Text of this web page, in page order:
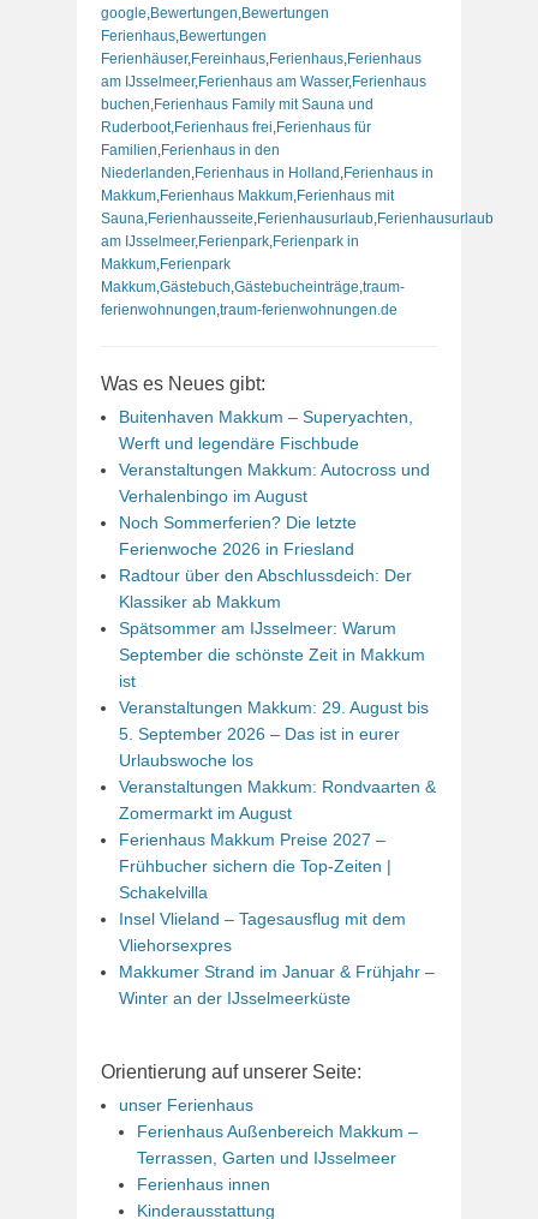
google,Bewertungen,Bewertungen
Ferienhaus,Bewertungen
Ferienhäuser,Fereinhaus,Ferienhaus,Ferienhaus
am IJsselmeer,Ferienhaus am Wasser,Ferienhaus
buchen,Ferienhaus Family mit Sauna und
Ruderboot,Ferienhaus frei,Ferienhaus für
Familien,Ferienhaus in den
Niederlanden,Ferienhaus in Holland ,Ferienhaus in
Makkum,Ferienhaus Makkum,Ferienhaus mit
Sauna,Ferienhausseite,Ferienhausurlaub,Ferienhausurlaub
am IJsselmeer,Ferienpark,Ferienpark in
Makkum,Ferienpark
Makkum,Gästebuch,Gästebucheinträge,traum-
ferienwohnungen,traum-ferienwohnungen.de
Was es Neues gibt:
Buitenhaven Makkum – Superyachten,
Werft und legendäre Fischbude
Veranstaltungen Makkum: Autocross und
Verhalenbingo im August
Noch Sommerferien? Die letzte
Ferienwoche 2026 in Friesland
Radtour über den Abschlussdeich: Der
Klassiker ab Makkum
Spätsommer am IJsselmeer: Warum
September die schönste Zeit in Makkum
ist
Veranstaltungen Makkum: 29. August bis
5. September 2026 – Das ist in eurer
Urlaubswoche los
Veranstaltungen Makkum: Rondvaarten &
Zomermarkt im August
Ferienhaus Makkum Preise 2027 –
Frühbucher sichern die Top-Zeiten |
Schakelvilla
Insel Vlieland – Tagesausflug mit dem
Vliehorsexpres
Makkumer Strand im Januar & Frühjahr –
Winter an der IJsselmeerküste
Orientierung auf unserer Seite:
unser Ferienhaus
Ferienhaus Außenbereich Makkum –
Terrassen, Garten und IJsselmeer
Ferienhaus innen
Kinderausstattung